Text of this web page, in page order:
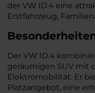
der VW ID.4 eine
Erstfahrzeug,
Der VW ID.4
geräumigen SUV mit
Elektromobilität. Er
Platzangebot, eine